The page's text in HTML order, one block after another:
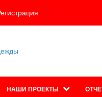
НАШИ ПРОЕКТЫ